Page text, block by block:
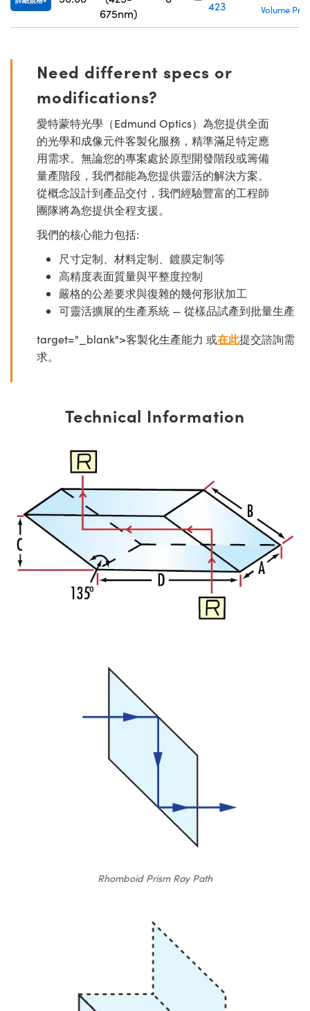
675nm)
423 Volume
Need different specs or
modifications?
愛特蒙特光學（Edmund Optics）為您提供全面
的光學和成像元件客製化服務，精準滿足特定應
用需求。無論您的專案處於原型開發階段或籌備
量產階段，我們都能為您提供靈活的解決方案。
從概念設計到產品交付，我們經驗豐富的工程師
團隊將為您提供全程支援。
我們的核心能力包括:
尺寸定制、材料定制、鍍膜定制等
高精度表面質量與平整度控制
嚴格的公差要求與復雜的幾何形狀加工
可靈活擴展的生產系統 — 從樣品試產到批量生產
target="_blank">客製化生產能力 或在此提交諮詢需
求。
Technical Information
Rhomboid Prism Ray Path